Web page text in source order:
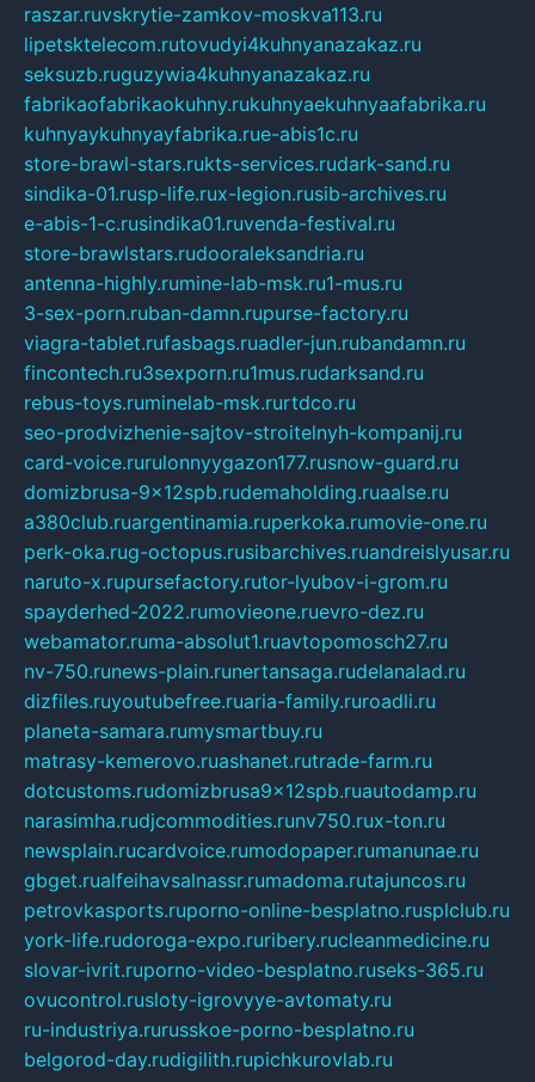
raszar.ruvskrytie-zamkov-moskva113.ru
lipetsktelecom.rutovudyi4kuhnyanazakaz.ru
seksuzb.ruguzywia4kuhnyanazakaz.ru
fabrikaofabrikaokuhny.rukuhnyaekuhnyaafabrika.ru
kuhnyaykuhnyayfabrika.rue-abis1c.ru
store-brawl-stars.rukts-services.rudark-sand.ru
sindika-01.rusp-life.rux-legion.rusib-archives.ru
e-abis-1-c.rusindika01.ruvenda-festival.ru
store-brawlstars.rudooraleksandria.ru
antenna-highly.rumine-lab-msk.ru1-mus.ru
3-sex-porn.ruban-damn.rupurse-factory.ru
viagra-tablet.rufasbags.ruadler-jun.rubandamn.ru
fincontech.ru3sexporn.ru1mus.rudarksand.ru
rebus-toys.ruminelab-msk.rurtdco.ru
seo-prodvizhenie-sajtov-stroitelnyh-kompanij.ru
card-voice.rurulonnyygazon177.rusnow-guard.ru
domizbrusa-9x12spb.rudemaholding.ruaalse.ru
a380club.ruargentinamia.ruperkoka.rumovie-one.ru
perk-oka.rug-octopus.rusibarchives.ruandreislyusar.ru
naruto-x.rupursefactory.rutor-lyubov-i-grom.ru
spayderhed-2022.rumovieone.ruevro-dez.ru
webamator.ruma-absolut1.ruavtopomosch27.ru
nv-750.runews-plain.runertansaga.rudelanalad.ru
dizfiles.ruyoutubefree.ruaria-family.ruroadli.ru
planeta-samara.rumysmartbuy.ru
matrasy-kemerovo.ruashanet.rutrade-farm.ru
dotcustoms.rudomizbrusa9x12spb.ruautodamp.ru
narasimha.rudjcommodities.runv750.rux-ton.ru
newsplain.rucardvoice.rumodopaper.rumanunae.ru
gbget.rualfeihavsalnassr.rumadoma.rutajuncos.ru
petrovkasports.ruporno-online-besplatno.rusplclub.ru
york-life.rudoroga-expo.ruribery.rucleanmedicine.ru
slovar-ivrit.ruporno-video-besplatno.ruseks-365.ru
ovucontrol.rusloty-igrovyye-avtomaty.ru
ru-industriya.rurusskoe-porno-besplatno.ru
belgorod-day.rudigilith.rupichkurovlab.ru